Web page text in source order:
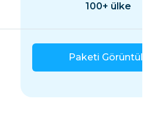
100+ ülke
Paketi Görüntüle